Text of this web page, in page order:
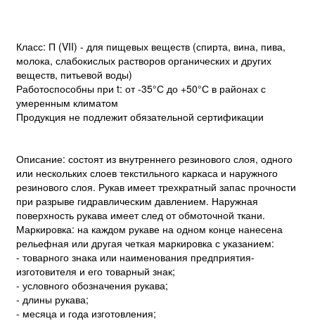
Класс: П (VII) - для пищевых веществ (спирта, вина, пива,
молока, слабокислых растворов органических и других
веществ, питьевой воды)
Работоспособны при t: от -35°С до +50°С в районах с
умеренным климатом
Продукция не подлежит обязательной сертификации
Описание: состоят из внутреннего резинового слоя, одного
или нескольких слоев текстильного каркаса и наружного
резинового слоя. Рукав имеет трехкратный запас прочности
при разрыве гидравлическим давлением. Наружная
поверхность рукава имеет след от обмоточной ткани.
Маркировка: на каждом рукаве на одном конце нанесена
рельефная или другая четкая маркировка с указанием:
- товарного знака или наименования предприятия-
изготовителя и его товарный знак;
- условного обозначения рукава;
- длины рукава;
- месяца и года изготовления;